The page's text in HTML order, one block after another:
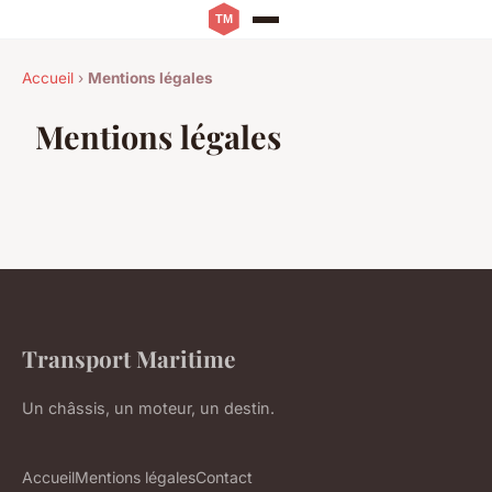
Accueil › Mentions légales
Mentions légales
Transport Maritime
Un châssis, un moteur, un destin.
AccueilMentions légalesContact